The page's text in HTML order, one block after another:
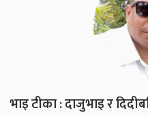
भाइ टीका : दाजुभाइ र